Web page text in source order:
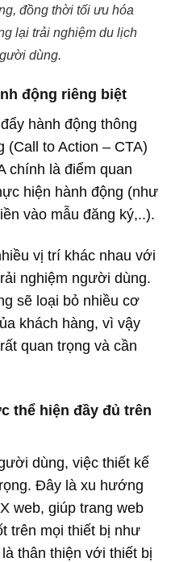
đồng thời tối ưu hóa
lại trải nghiệm du lịch
dùng.
động riêng biệt
hành động thông
(Call to Action – CTA)
chính là điểm quan
hiện hành động (như
vào mẫu đăng ký,..).
vị trí khác nhau với
nghiệm người dùng.
sẽ loại bỏ nhiều cơ
khách hàng, vì vậy
quan trọng và cần
thể hiện đầy đủ trên
dùng, việc thiết kế
Đây là xu hướng
web, giúp trang web
trên mọi thiết bị như
thân thiện với thiết bị